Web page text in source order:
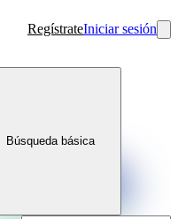
RegístrateIniciar sesión
Búsqueda básica